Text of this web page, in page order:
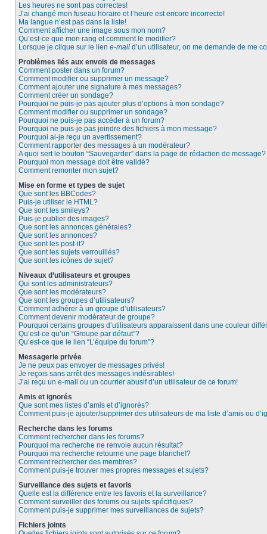
Les heures ne sont pas correctes!
J’ai changé mon fuseau horaire et l’heure est encore incorrecte!
Ma langue n’est pas dans la liste!
Comment afficher une image sous mon nom?
Qu’est-ce que mon rang et comment le modifier?
Lorsque je clique sur le lien e-mail d’un utilisateur, on me demande de me
Problèmes liés aux envois de messages
Comment poster dans un forum?
Comment modifier ou supprimer un message?
Comment ajouter une signature à mes messages?
Comment créer un sondage?
Pourquoi ne puis-je pas ajouter plus d’options à mon sondage?
Comment modifier ou supprimer un sondage?
Pourquoi ne puis-je pas accéder à un forum?
Pourquoi ne puis-je pas joindre des fichiers à mon message?
Pourquoi ai-je reçu un avertissement?
Comment rapporter des messages à un modérateur?
A quoi sert le bouton “Sauvegarder” dans la page de rédaction de message?
Pourquoi mon message doit être validé?
Comment remonter mon sujet?
Mise en forme et types de sujet
Que sont les BBCodes?
Puis-je utiliser le HTML?
Que sont les smileys?
Puis-je publier des images?
Que sont les annonces générales?
Que sont les annonces?
Que sont les post-it?
Que sont les sujets verrouillés?
Que sont les icônes de sujet?
Niveaux d’utilisateurs et groupes
Qui sont les administrateurs?
Que sont les modérateurs?
Que sont les groupes d’utilisateurs?
Comment adhérer à un groupe d’utilisateurs?
Comment devenir modérateur de groupe?
Pourquoi certains groupes d’utilisateurs apparaissent dans une couleur
Qu’est-ce qu’un “Groupe par défaut”?
Qu’est-ce que le lien “L’équipe du forum”?
Messagerie privée
Je ne peux pas envoyer de messages privés!
Je reçois sans arrêt des messages indésirables!
J’ai reçu un e-mail ou un courrier abusif d’un utilisateur de ce forum!
Amis et ignorés
Que sont mes listes d’amis et d’ignorés?
Comment puis-je ajouter/supprimer des utilisateurs de ma liste d’amis ou
Recherche dans les forums
Comment rechercher dans les forums?
Pourquoi ma recherche ne renvoie aucun résultat?
Pourquoi ma recherche retourne une page blanche!?
Comment rechercher des membres?
Comment puis-je trouver mes propres messages et sujets?
Surveillance des sujets et favoris
Quelle est la différence entre les favoris et la surveillance?
Comment surveiller des forums ou sujets spécifiques?
Comment puis-je supprimer mes surveillances de sujets?
Fichiers joints